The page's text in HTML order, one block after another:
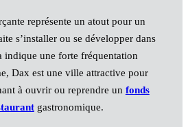
représente un atout pour un
s’installer ou se développer dans
indique une forte fréquentation
Dax est une ville attractive pour
à ouvrir ou reprendre un fonds
gastronomique.